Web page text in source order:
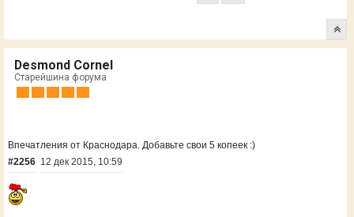
Desmond Cornel
Старейшина форума
Впечатления от Краснодара. Добавьте свои 5 копеек :)
#2256 12 дек 2015, 10:59